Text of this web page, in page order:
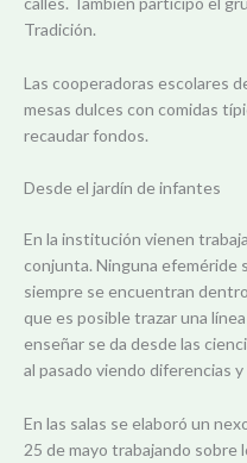
Tradición.
Las cooperadoras escolares
mesas dulces con comidas
recaudar fondos.
Desde el jardín de infantes
En la institución vienen
conjunta. Ninguna efeméride
siempre se encuentran
que es posible trazar una
enseñar se da desde las
al pasado viendo diferencias
En las salas se elaboró un
25 de mayo trabajando sobre